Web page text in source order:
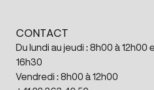
CONTACT
Du lundi au jeudi : 8h00 à 12h00
16h30
Vendredi : 8h00 à 12h00